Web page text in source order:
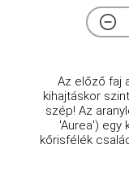
Az előző faj
kihajtáskor
szép! Az
'Aurea') egy
kőrisfélék